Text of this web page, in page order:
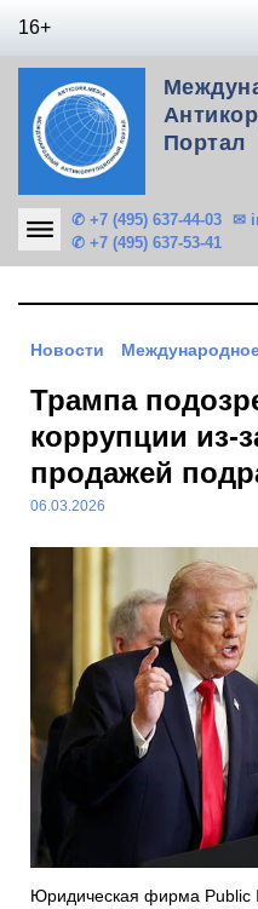
16+
Портал
✆ +7 (495) 637-44-03
✆ +7 (495) 637-53-41
✉
Новости
Трампа
коррупции из-
продажей
06.03.2026
Юридическая фирма Public